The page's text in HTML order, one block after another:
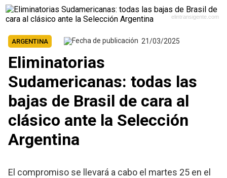
elintransigente.com
ARGENTINA 21/03/2025
Eliminatorias
Sudamericanas: todas las
bajas de Brasil de cara al
clásico ante la Selección
Argentina
El compromiso se llevará a cabo el martes 25 en el